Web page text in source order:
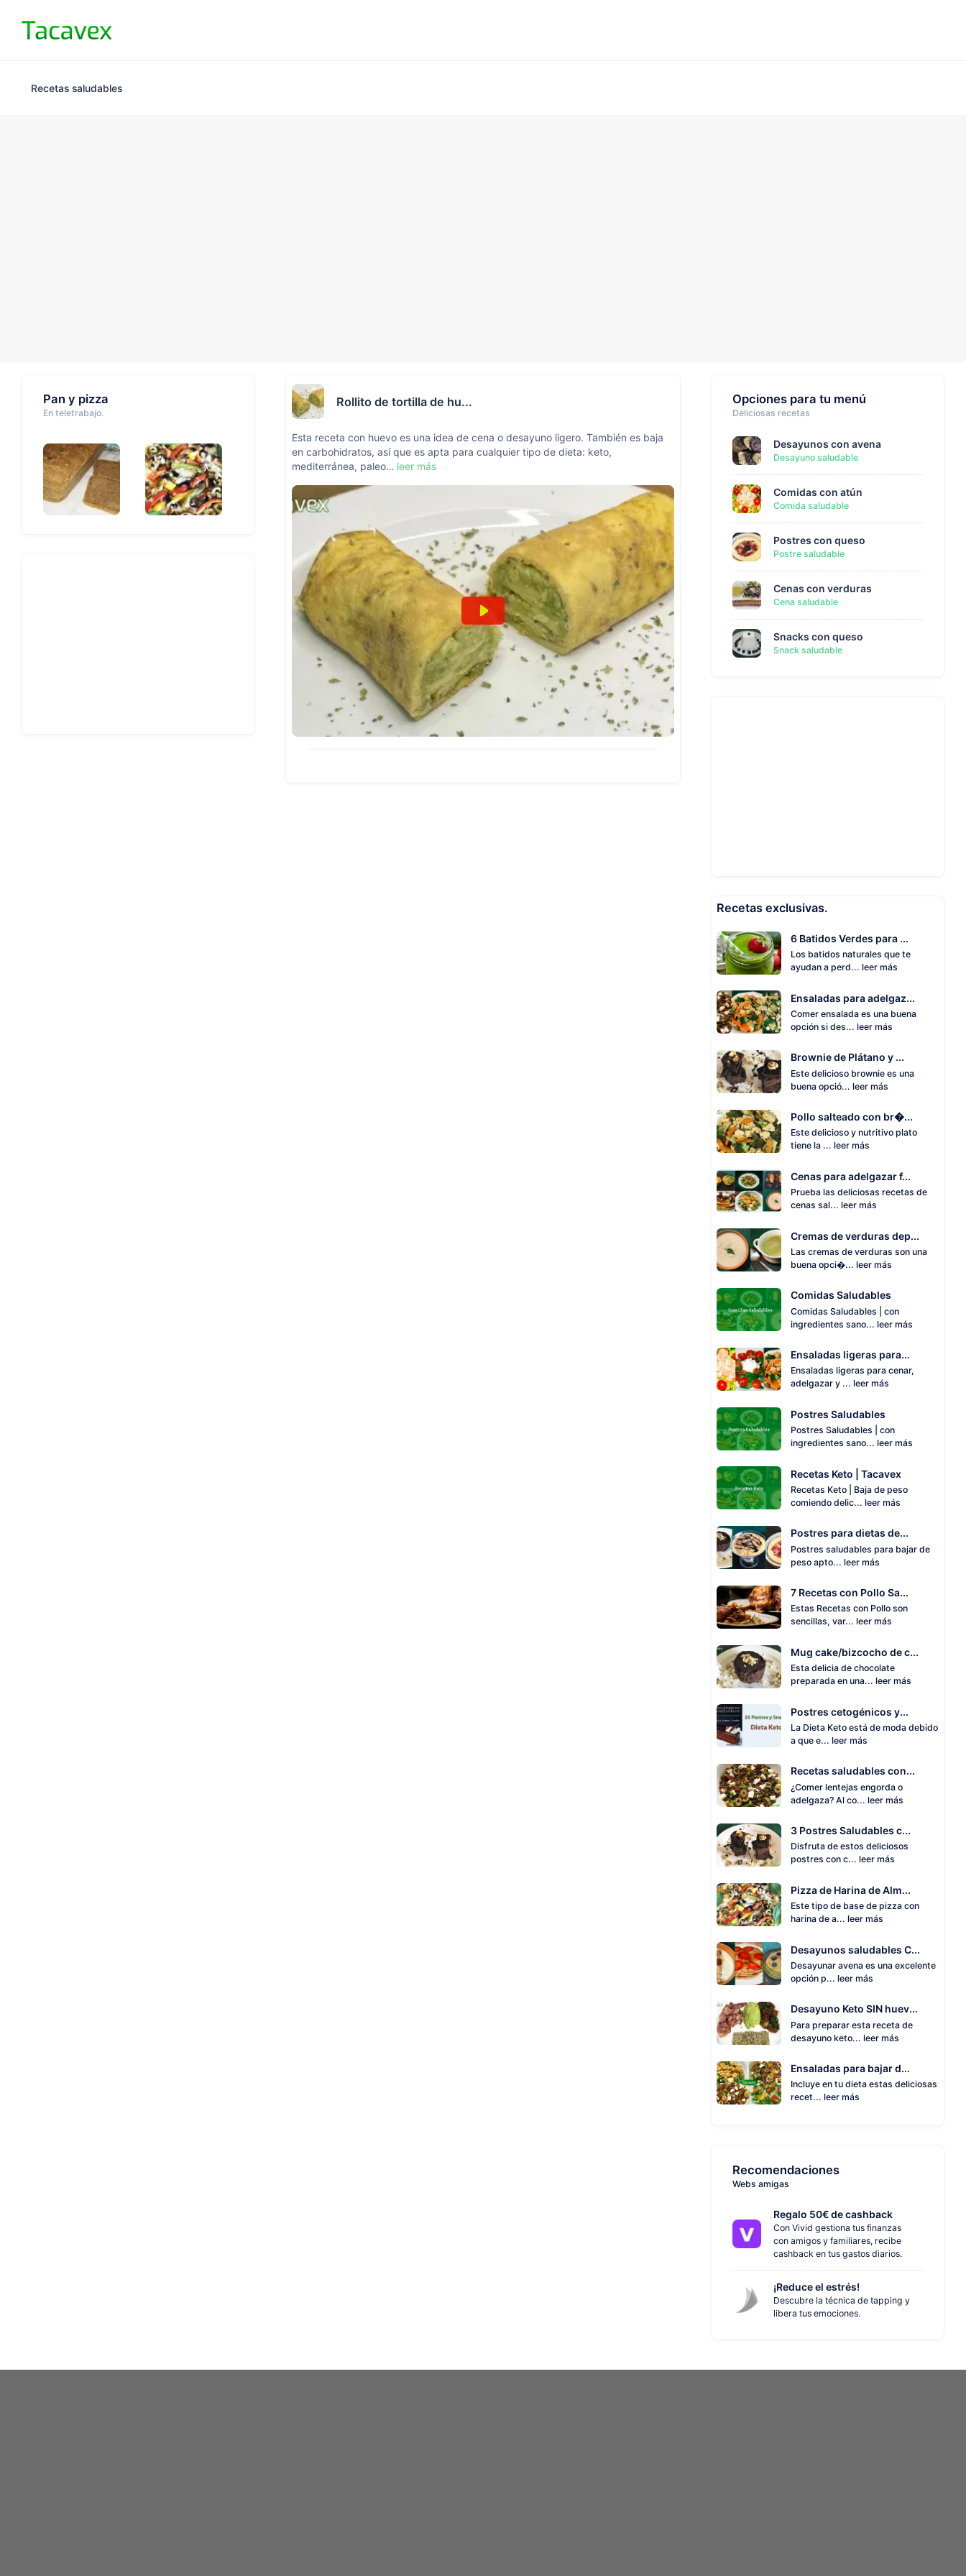
Recetas saludables
Pan y pizza
En teletrabajo.
Rollito de tortilla de hu...
Esta receta con huevo es una idea de cena o desayuno ligero. También es baja
en carbohidratos, así que es apta para cualquier tipo de dieta: keto,
mediterránea, paleo… leer más
Opciones para tu menú
Deliciosas recetas
Desayunos con avena
Desayuno saludable
Comidas con atún
Comida saludable
Postres con queso
Postre saludable
Cenas con verduras
Cena saludable
Snacks con queso
Snack saludable
Recetas exclusivas.
6 Batidos Verdes para ...
Los batidos naturales que te
ayudan a perd... leer más
Ensaladas para adelgaz...
Comer ensalada es una buena
opción si des... leer más
Brownie de Plátano y ...
Este delicioso brownie es una
buena opció... leer más
Pollo salteado con br�...
Este delicioso y nutritivo plato
tiene la ... leer más
Cenas para adelgazar f...
Prueba las deliciosas recetas de
cenas sal... leer más
Cremas de verduras dep...
Las cremas de verduras son una
buena opci�... leer más
Comidas Saludables
Comidas Saludables | con
ingredientes sano... leer más
Ensaladas ligeras para...
Ensaladas ligeras para cenar,
adelgazar y ... leer más
Postres Saludables
Postres Saludables | con
ingredientes sano... leer más
Recetas Keto | Tacavex
Recetas Keto | Baja de peso
comiendo delic... leer más
Postres para dietas de...
Postres saludables para bajar de
peso apto... leer más
7 Recetas con Pollo Sa...
Estas Recetas con Pollo son
sencillas, var... leer más
Mug cake/bizcocho de c...
Esta delicia de chocolate
preparada en una... leer más
Postres cetogénicos y...
La Dieta Keto está de moda debido
a que e... leer más
Recetas saludables con...
¿Comer lentejas engorda o
adelgaza? Al co... leer más
3 Postres Saludables c...
Disfruta de estos deliciosos
postres con c... leer más
Pizza de Harina de Alm...
Este tipo de base de pizza con
harina de a... leer más
Desayunos saludables C...
Desayunar avena es una excelente
opción p... leer más
Desayuno Keto SIN huev...
Para preparar esta receta de
desayuno keto... leer más
Ensaladas para bajar d...
Incluye en tu dieta estas deliciosas
recet... leer más
Recomendaciones
Webs amigas
Regalo 50€ de cashback
Con Vivid gestiona tus finanzas
con amigos y familiares, recibe
cashback en tus gastos diarios.
¡Reduce el estrés!
Descubre la técnica de tapping y
libera tus emociones.